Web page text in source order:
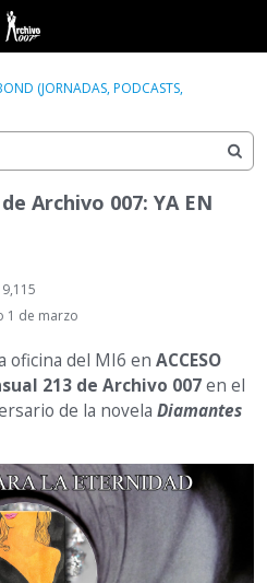
Registrarse
(JORNADAS, PODCASTS,
Archivo 007: YA EN
1 de marzo
oficina del MI6 en ACCESO
213 de Archivo 007en el
de la novela Diamantes